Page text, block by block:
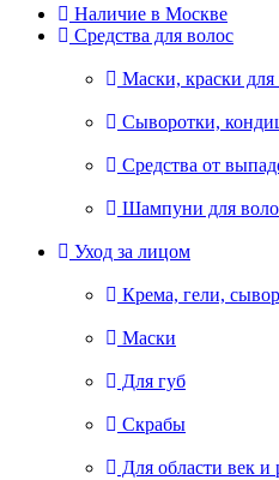
Наличие в Москве
Средства для волос
Маски, краски для
Сыворотки,
Средства от
Шампуни для
Уход за лицом
Крема, гели,
Маски
Для губ
Скрабы
Для области век и